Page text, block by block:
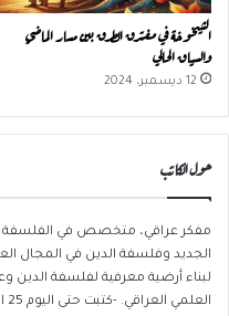
الشيخوخة في مفترق الطرق بين مسار الماضي
والسياق الحالي
12 ديسمبر، 2024
حول الكاتب
مفكر عراقي، ‏متخصص في الفلسفة
الجديد وفلسفة الدين في المجال
لبناء أرضية معرفية لفلسفة الدين